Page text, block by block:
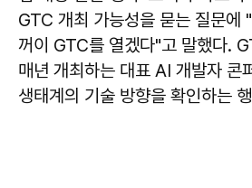
GTC 개최 가능성을 묻는 질문에
꺼이 GTC를 열겠다"고 말했다.
매년 개최하는 대표 AI 개발자 콘
생태계의 기술 방향을 확인하는